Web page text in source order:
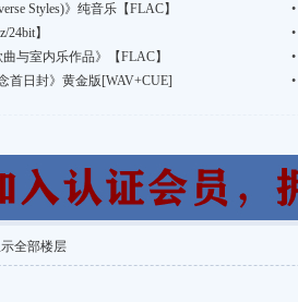
Styles)》纯音乐【FLAC】 •
】 •
与室内乐作品》【FLAC】 •
首日封》黄金版[WAV+CUE] •
全部楼层